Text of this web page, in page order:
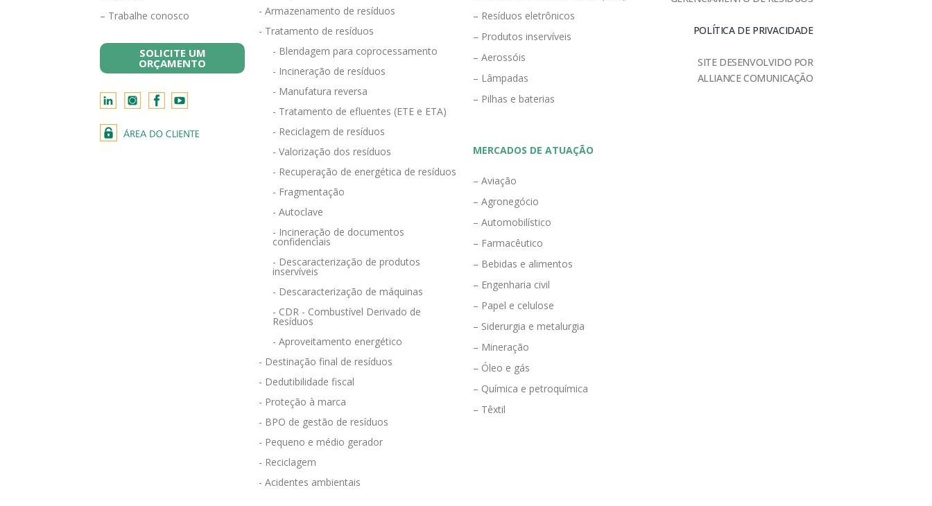
– Trabalhe conosco
SOLICITE UM
ORÇAMENTO
- Armazenamento de resíduos
- Tratamento de resíduos
- Blendagem para coprocessamento
- Incineração de resíduos
- Manufatura reversa
- Tratamento de efluentes (ETE e ETA)
- Reciclagem de resíduos
- Valorização dos resíduos
- Recuperação de energética de resíduos
- Fragmentação
- Autoclave
- Incineração de documentos
confidenciais
- Descaracterização de produtos
inservíveis
- Descaracterização de máquinas
- CDR - Combustível Derivado de
Resíduos
- Aproveitamento energético
- Destinação final de resíduos
- Dedutibilidade fiscal
- Proteção à marca
- BPO de gestão de resíduos
- Pequeno e médio gerador
- Reciclagem
- Acidentes ambientais
– Resíduos eletrônicos
– Produtos inservíveis
– Aerossóis
– Lâmpadas
– Pilhas e baterias
MERCADOS DE ATUAÇÃO
– Aviação
– Agronegócio
– Automobilístico
– Farmacêutico
– Bebidas e alimentos
– Engenharia civil
– Papel e celulose
– Siderurgia e metalurgia
– Mineração
– Óleo e gás
– Química e petroquímica
– Têxtil
POLÍTICA DE PRIVACIDADE
SITE DESENVOLVIDO POR
ALLIANCE COMUNICAÇÃO